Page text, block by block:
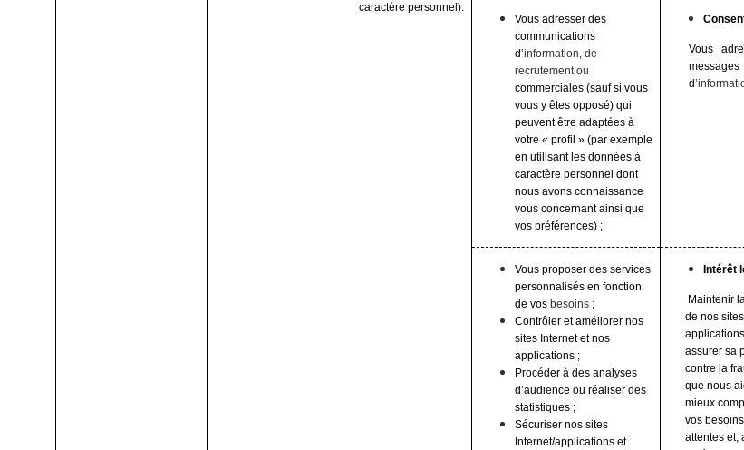
caractère personnel).
Vous adresser des
communications
d’information, de
recrutement ou
commerciales (sauf si vous
vous y êtes opposé) qui
peuvent être adaptées à
votre « profil » (par exemple
en utilisant les données à
caractère personnel dont
nous avons connaissance
vous concernant ainsi que
vos préférences) ;
Vous
messages
d
Vous proposer des services
personnalisés en fonction
de vos besoins;
Contrôler et améliorer nos
sites Internet et nos
applications ;
Procéder à des analyses
d’audience ou réaliser des
statistiques ;
Sécuriser nos sites
Internet/applications et
Intérêt
Maintenir
de nos
assurer sa
contre la
que nous
mieux
vos
attentes et,